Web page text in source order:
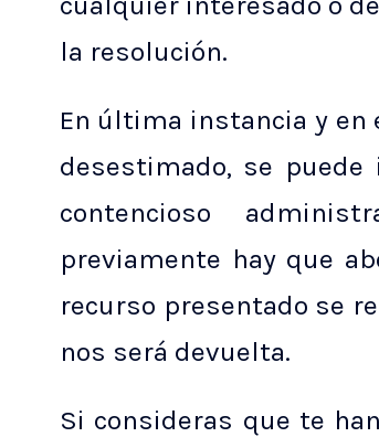
la resolución.
En última instancia y en
desestimado, se
contencioso
previamente hay que
recurso presentado se
nos será devuelta.
Si consideras que te